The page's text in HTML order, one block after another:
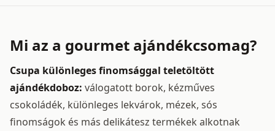
Mi az a gourmet ajándékcsomag?
Csupa különleges finomsággal teletöltött
ajándékdoboz: válogatott borok, kézműves
csokoládék, különleges lekvárok, mézek, sós
finomságok és más delikátesz termékek alkotnak